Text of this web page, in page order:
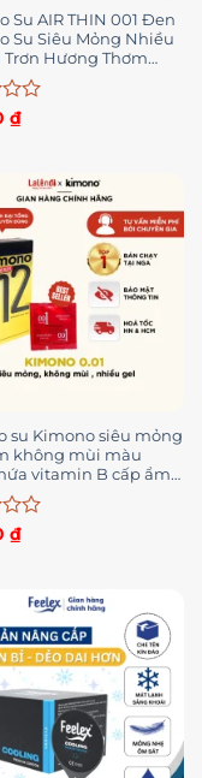
Su AIR THIN 001 Đen
Su Siêu Mỏng Nhiều
Trơn Hương Thơm
₫
su Kimono siêu mỏng
không mùi màu
vitamin B cấp ẩm
chính hãng Nga
₫